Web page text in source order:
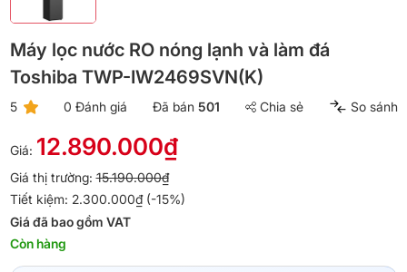
Máy lọc nước RO nóng lạnh và làm đá
Toshiba TWP-IW2469SVN(K)
5 0 Đánh giá Đã bán 501 Chia sẻ So sánh
Giá: 12.890.000₫
Giá thị trường:15.190.000₫
Tiết kiệm: 2.300.000₫ (-15%)
Giá đã bao gồm VAT
Còn hàng